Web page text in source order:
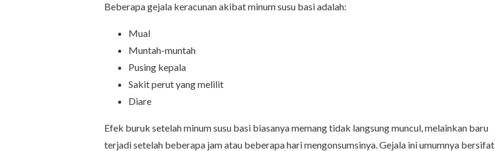
Beberapa gejala keracunan akibat minum susu basi adalah:
Mual
Muntah-muntah
Pusing kepala
Sakit perut yang melilit
Diare
Efek buruk setelah minum susu basi biasanya memang tidak langsung muncul, melainkan baru
terjadi setelah beberapa jam atau beberapa hari mengonsumsinya. Gejala ini umumnya bersifat